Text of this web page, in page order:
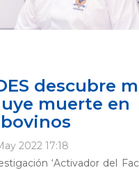
descubre
muerte en
2022 17:18
‘Activador del